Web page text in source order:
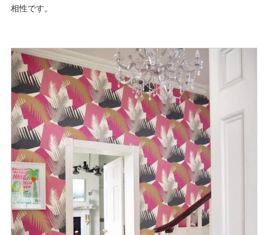
相性です。